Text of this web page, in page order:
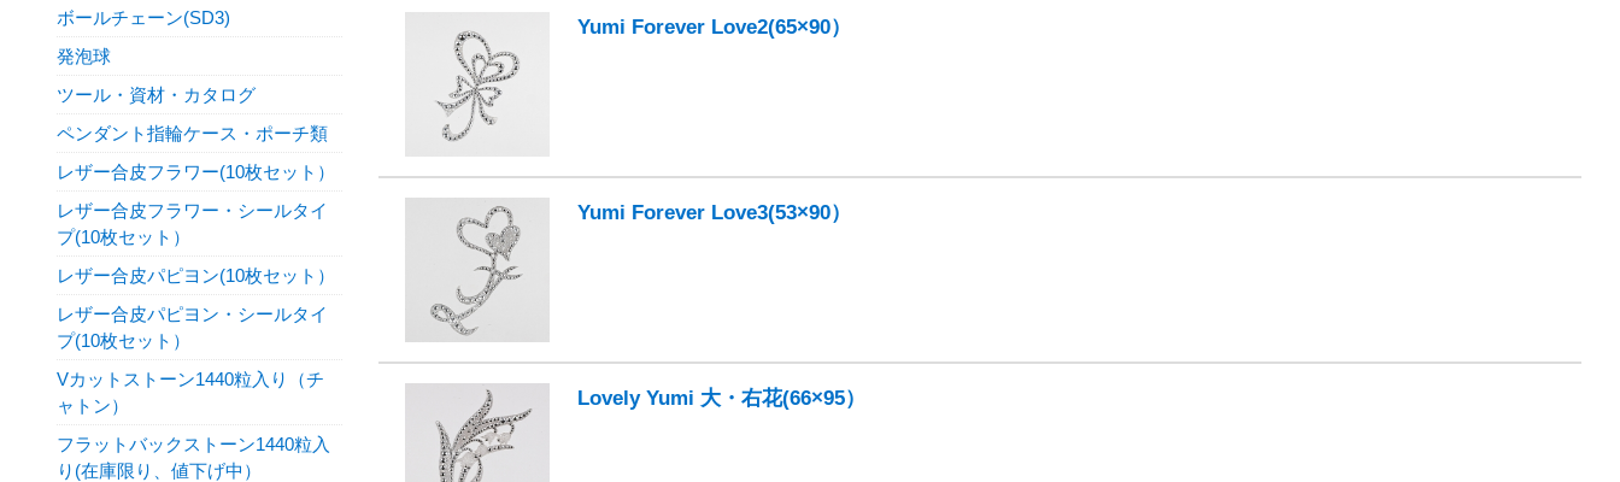
Yumi Forever Love2(65×90）
Yumi Forever Love3(53×90）
Lovely Yumi 大・右花(66×95）
ボールチェーン(SD3)
発泡球
ツール・資材・カタログ
ペンダント指輪ケース・ポーチ類
レザー合皮フラワー(10枚セット）
レザー合皮フラワー・シールタイ
プ(10枚セット）
レザー合皮パピヨン(10枚セット）
レザー合皮パピヨン・シールタイ
プ(10枚セット）
Vカットストーン1440粒入り（チ
ャトン）
フラットバックストーン1440粒入
り(在庫限り、値下げ中）